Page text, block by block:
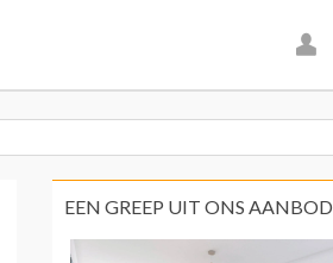
EEN GREEP UIT ONS AANBOD